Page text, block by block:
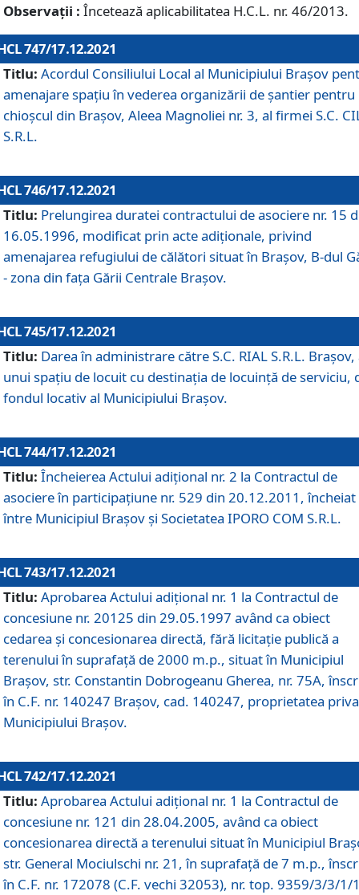
Observații : Încetează aplicabilitatea H.C.L. nr. 46/2013.
747/17.12.2021
Titlu: Acordul Consiliului Local al Municipiului Braşov
amenajare spațiu în vederea organizării de șantier pentru
chioșcul din Brașov, Aleea Magnoliei nr. 3, al firmei S.C.
S.R.L.
746/17.12.2021
Titlu: Prelungirea duratei contractului de asociere nr. 15
16.05.1996, modificat prin acte adiționale, privind
amenajarea refugiului de călători situat în Brașov, B-dul
- zona din faţa Gării Centrale Brașov.
745/17.12.2021
Titlu: Darea în administrare către S.C. RIAL S.R.L. Brașov,
unui spațiu de locuit cu destinația de locuință de serviciu,
fondul locativ al Municipiului Brașov.
744/17.12.2021
Titlu: Încheierea Actului adițional nr. 2 la Contractul de
asociere în participațiune nr. 529 din 20.12.2011, încheiat
între Municipiul Brașov și Societatea IPORO COM S.R.L.
743/17.12.2021
Titlu: Aprobarea Actului adiţional nr. 1 la Contractul de
concesiune nr. 20125 din 29.05.1997 având ca obiect
cedarea și concesionarea directă, fără licitație publică a
terenului în suprafață de 2000 m.p., situat în Municipiul
Brașov, str. Constantin Dobrogeanu Gherea, nr. 75A,
în C.F. nr. 140247 Brașov, cad. 140247, proprietatea
Municipiului Brașov.
742/17.12.2021
Titlu: Aprobarea Actului adiţional nr. 1 la Contractul de
concesiune nr. 121 din 28.04.2005, având ca obiect
concesionarea directă a terenului situat în Municipiul
str. General Mociulschi nr. 21, în suprafață de 7 m.p.,
în C.F. nr. 172078 (C.F. vechi 32053), nr. top. 9359/3/3/1/